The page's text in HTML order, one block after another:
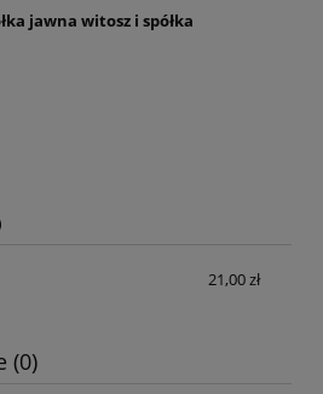
jawna witosz i spółka
kosztów płatności
21,00 zł
(0)